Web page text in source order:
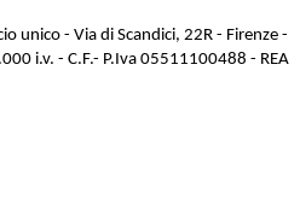
unico - Via di Scandici, 22R - Firenze -
i.v. - C.F.- P.Iva 05511100488 - REA